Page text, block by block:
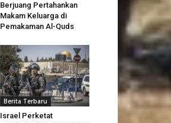
Berjuang Pertahankan
Makam Keluarga di
Pemakaman Al-Quds
Berita Terbaru
Israel Perketat